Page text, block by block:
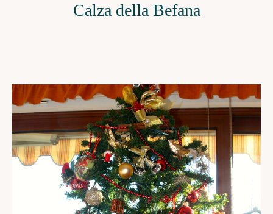
Calza della Befana